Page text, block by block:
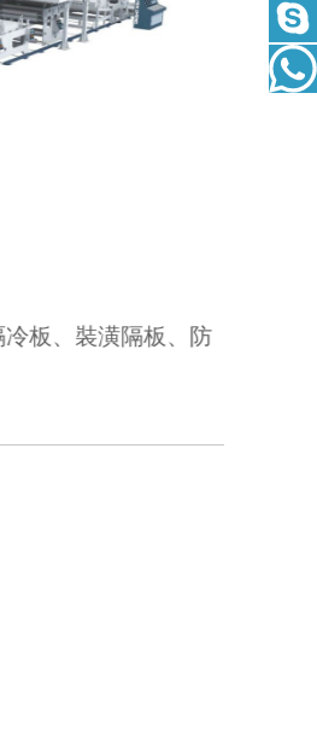
板、裝潢隔板、防
本機適